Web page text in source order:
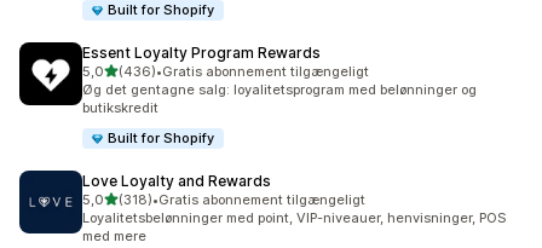
Built for Shopify
Essent Loyalty Program Rewards
5,0ud af 5 stjerner
(436)
436 anmeldelser i alt
•Gratis abonnement tilgængeligt
Øg det gentagne salg: loyalitetsprogram med belønninger og
butikskredit
Built for Shopify
Love Loyalty and Rewards
5,0ud af 5 stjerner
(318)
318 anmeldelser i alt
•Gratis abonnement tilgængeligt
Loyalitetsbelønninger med point, VIP-niveauer, henvisninger, POS
med mere